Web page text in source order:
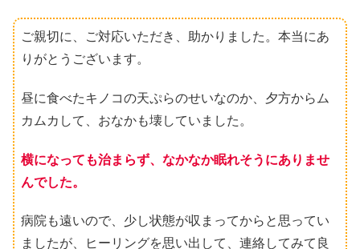
ご親切に、ご対応いただき、助かりました。本当にあ
りがとうございます。
昼に食べたキノコの天ぷらのせいなのか、夕方からム
カムカして、おなかも壊していました。
横になっても治まらず、なかなか眠れそうにありませ
んでした。
病院も遠いので、少し状態が収まってからと思ってい
ましたが、ヒーリングを思い出して、連絡してみて良